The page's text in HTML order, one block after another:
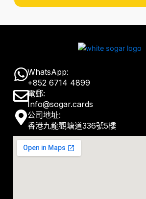
W
h
a
t
s
a
WhatsApp:
+852 6714 4899
E
n
v
e
l
電郵:
Info@sogar.cards
M
a
p
公司地址:
香港九龍觀塘道336號5樓